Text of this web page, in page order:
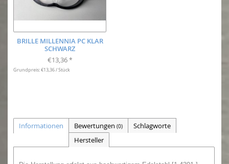
BRILLE MILLENNIA PC KLAR
SCHWARZ
€13,36 *
Grundpreis: €13,36 / Stück
Informationen Bewertungen (0)
Schlagworte
Hersteller